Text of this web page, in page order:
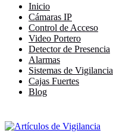
Inicio
Cámaras IP
Control de Acceso
Video Portero
Detector de Presencia
Alarmas
Sistemas de Vigilancia
Cajas Fuertes
Blog